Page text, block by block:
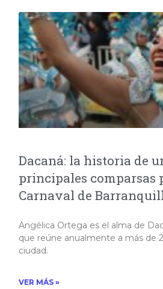
Dacaná: la historia de
principales comparsas
Carnaval de
Angélica Ortega es el alma de
que reúne anualmente a más de
ciudad.
VER MÁS »